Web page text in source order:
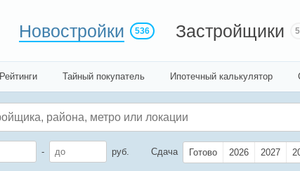
Новостройки 536 Застройщики
Рейтинги Тайный покупатель Ипотечный калькулятор
- руб. Сдача Готово 2026 2027